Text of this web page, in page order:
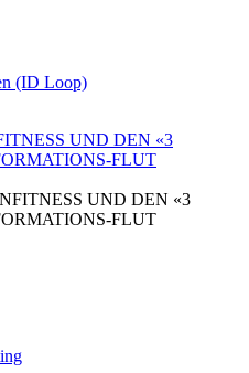
(ID Loop)
UND DEN «3
FLUT